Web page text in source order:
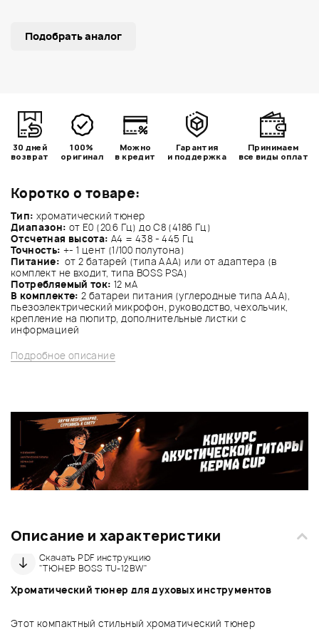
Коротко о товаре:
Тип: хроматический тюнер
Диапазон: от E0 (20.6 Гц) до C8 (4186 Гц)
Отсчетная высота: A4 = 438 - 445 Гц
Точность: +- 1 цент (1/100 полутона)
Питание: от 2 батарей (типа AAA) или от адаптера (в
комплект не входит, типа BOSS PSA)
Потребляемый ток: 12 мА
В комплекте: 2 батареи питания (углеродные типа AAA),
пьезоэлектрический микрофон, руководство, чехольчик,
крепление на пюпитр, дополнительные листки с
информацией
Подробное описание
Подобрать аналог
30 дней
возврат
100%
оригинал
Можно
в кредит
Гарантия
и поддержка
Принимаем
все виды оплат
Описание и характеристики
Скачать PDF инструкцию
"ТЮНЕР BOSS TU-12BW"
Хроматический тюнер для духовых инструментов
Этот компактный стильный хроматический тюнер